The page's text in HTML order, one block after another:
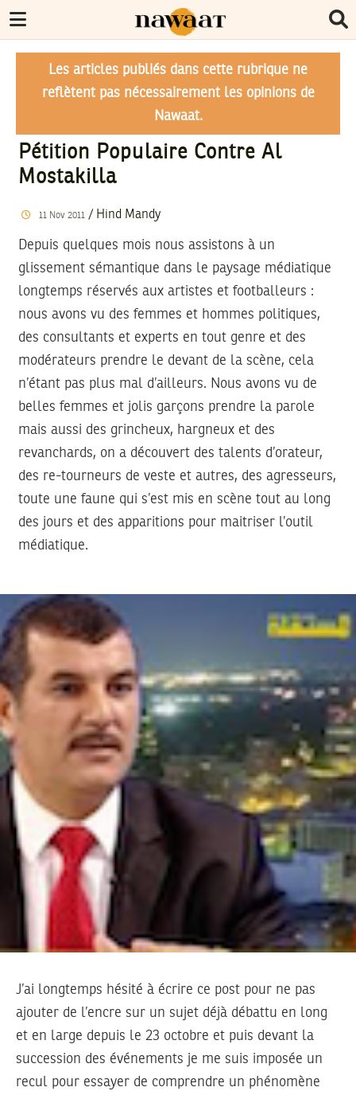
Les articles publiés dans cette rubrique ne
reflètent pas nécessairement les opinions de
Nawaat.
Pétition Populaire Contre Al
Mostakilla
11 Nov 2011/ Hind Mandy
Depuis quelques mois nous assistons à un
glissement sémantique dans le paysage médiatique
longtemps réservés aux artistes et footballeurs :
nous avons vu des femmes et hommes politiques,
des consultants et experts en tout genre et des
modérateurs prendre le devant de la scène, cela
n’étant pas plus mal d’ailleurs. Nous avons vu de
belles femmes et jolis garçons prendre la parole
mais aussi des grincheux, hargneux et des
revanchards, on a découvert des talents d’orateur,
des re-tourneurs de veste et autres, des agresseurs,
toute une faune qui s’est mis en scène tout au long
des jours et des apparitions pour maitriser l’outil
médiatique.
J’ai longtemps hésité à écrire ce post pour ne pas
ajouter de l’encre sur un sujet déjà débattu en long
et en large depuis le 23 octobre et puis devant la
succession des événements je me suis imposée un
recul pour essayer de comprendre un phénomène